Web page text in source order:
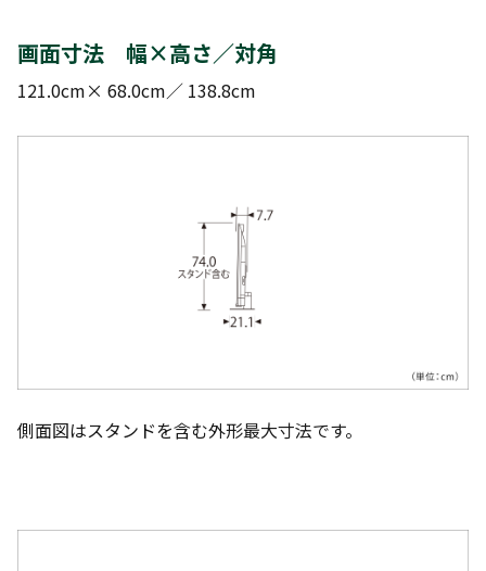
画面寸法 幅×高さ／対角
121.0cm× 68.0cm／ 138.8cm
側面図はスタンドを含む外形最大寸法です。